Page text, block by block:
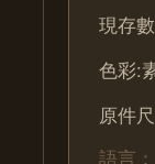
現存
色彩:
原件
語言：